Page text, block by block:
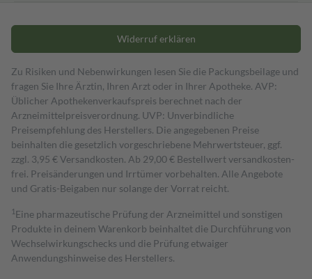
Widerruf erklären
Zu Risiken und Nebenwirkungen lesen Sie die Packungsbeilage und
fragen Sie Ihre Ärztin, Ihren Arzt oder in Ihrer Apotheke. AVP:
Üblicher Apothekenverkaufspreis berechnet nach der
Arzneimittelpreisverordnung. UVP: Unverbindliche
Preisempfehlung des Herstellers. Die angegebenen Preise
beinhalten die gesetzlich vorgeschriebene Mehrwertsteuer, ggf.
zzgl. 3,95 € Versandkosten. Ab 29,00 € Bestell­wert versand­kosten­
frei. Preisänderungen und Irrtümer vorbehalten. Alle Angebote
und Gratis-Beigaben nur solange der Vorrat reicht.
1 Eine pharmazeutische Prüfung der Arzneimittel und sonstigen
Produkte in deinem Warenkorb beinhaltet die Durchführung von
Wechselwirkungschecks und die Prüfung etwaiger
Anwendungshinweise des Herstellers.